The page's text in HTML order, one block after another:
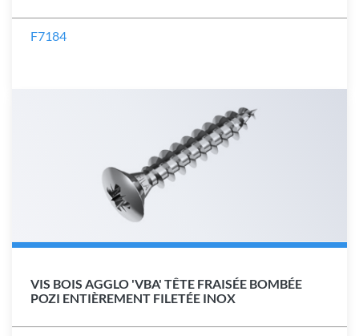
F7184
VIS BOIS AGGLO 'VBA' TÊTE FRAISÉE BOMBÉE
POZI ENTIÈREMENT FILETÉE INOX